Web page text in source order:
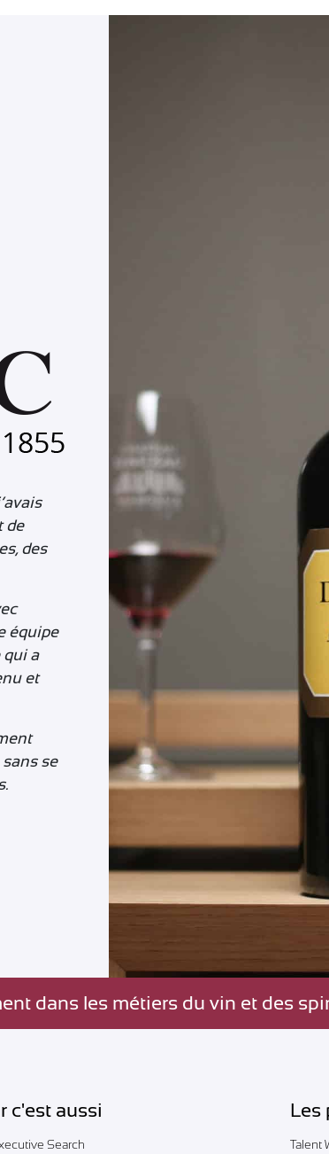
de
des
équipe
qui a
et
se
dans les métiers du vin et des
c'est aussi
Search
Les
Talent